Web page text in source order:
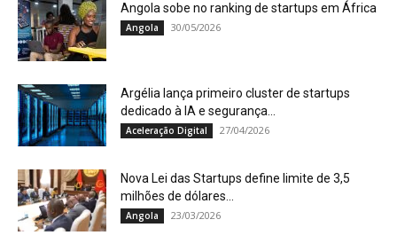
Angola sobe no ranking de startups em África
Angola 30/05/2026
Argélia lança primeiro cluster de startups
dedicado à IA e segurança...
Aceleração Digital 27/04/2026
Nova Lei das Startups define limite de 3,5
milhões de dólares...
Angola 23/03/2026